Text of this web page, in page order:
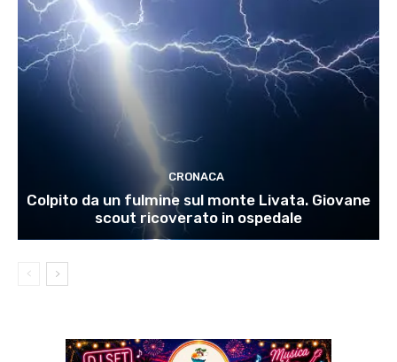
CRONACA
Colpito da un fulmine sul monte Livata. Giovane
scout ricoverato in ospedale